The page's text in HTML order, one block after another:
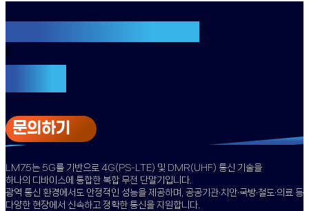
문의하기
LM75는 5G를 기반으로 4G(PS-LTE) 및 DMR(UHF) 통신 기술을
하나의 디바이스에 통합한 복합 무전 단말기입니다.
광역 통신 환경에서도 안정적인 성능을 제공하며, 공공기관·치안·국방·철도·의료 등
다양한 현장에서 신속하고 정확한 통신을 지원합니다.